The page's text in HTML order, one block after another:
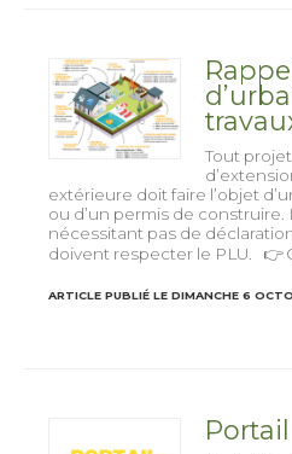
Tout
extérieure doit faire l’objet
ou d’un permis de
nécessitant pas de
doivent respecter le PLU. 👉
ARTICLE PUBLIÉ LE DIMANCHE 6